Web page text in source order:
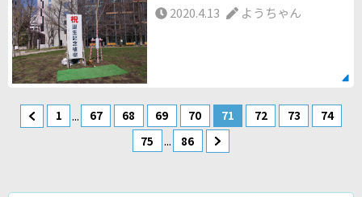
2020.4.13 ようちゃん
1 ... 67 68 69 70 71 72 73
74
75
... 86